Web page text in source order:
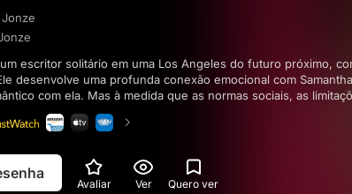
desenvolve uma profunda conexão emocional com
com ela. Mas à medida que as normas sociais, as
de Theodore começam a se chocar, a compreensão de
Avaliar Ver Quero ver